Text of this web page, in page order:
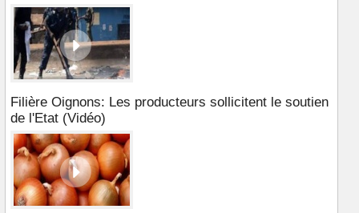
Filière Oignons: Les producteurs sollicitent le soutien
de l'Etat (Vidéo)